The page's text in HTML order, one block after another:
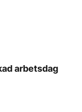
arbetsdag